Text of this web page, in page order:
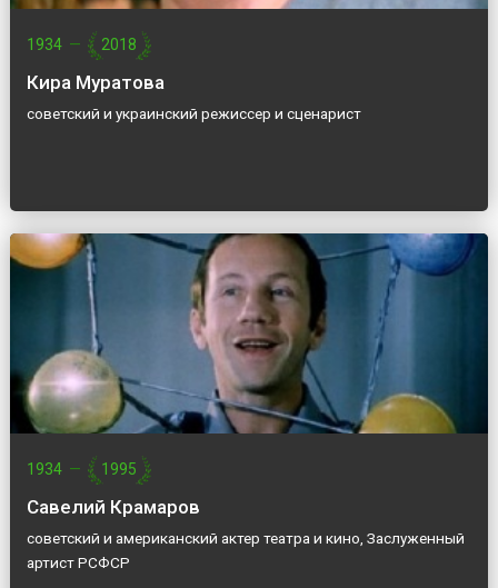
1934 — 2018
Кира Муратова
советский и украинский режиссер и сценарист
1934 — 1995
Савелий Крамаров
советский и американский актер театра и кино, Заслуженный
артист РСФСР